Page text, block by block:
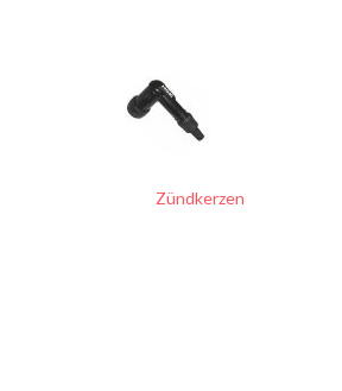
Zündkerzen